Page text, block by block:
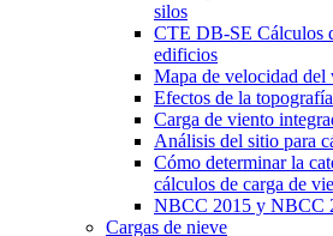
silos
CTE DB-SE Cálculos
edificios
Mapa de velocidad
Efectos de la
Carga de viento
Análisis del sitio para
Cómo determinar la
cálculos de carga de
NBCC 2015 y NBCC
Cargas de nieve